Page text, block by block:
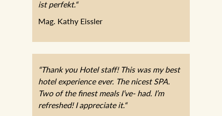
Preis/Leistung ist perfekt.“
Mag. Kathy Eissler
“Thank you Hotel staff! This was my best
hotel experience ever. The nicest SPA.